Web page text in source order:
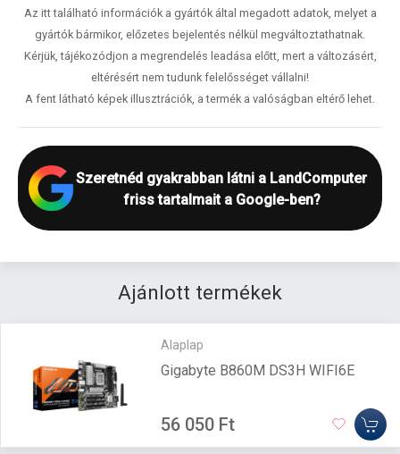
Az itt található információk a gyártók által megadott adatok, melyet a
gyártók bármikor, előzetes bejelentés nélkül megváltoztathatnak.
Kérjük, tájékozódjon a megrendelés leadása előtt, mert a változásért,
eltérésért nem tudunk felelősséget vállalni!
A fent látható képek illusztrációk, a termék a valóságban eltérő lehet.
Szeretnéd gyakrabban látni a LandComputer
friss tartalmait a Google-ben?
Ajánlott termékek
Alaplap
Gigabyte B860M DS3H WIFI6E
56 050 Ft